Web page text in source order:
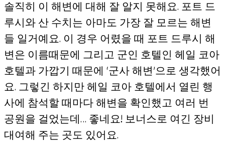
솔직히 이 해변에 대해 잘 알지 못해요. 포트 드
루시와 산 수치는 아마도 가장 잘 모르는 해변
들 일거예요. 이 경우 어렸을 때 포트 드루시 해
변은 이름때문에 그리고 군인 호텔인 헤일 코아
호텔과 가깝기 때문에 ‘군사 해변’으로 생각했어
요. 그렇긴 하지만 헤일 코아 호텔에서 열린 행
사에 참석할 때마다 해변을 확인했고 여러 번
공원을 걸었는데… 좋네요! 보너스로 여긴 장비
대여해 주는 곳도 있어요.